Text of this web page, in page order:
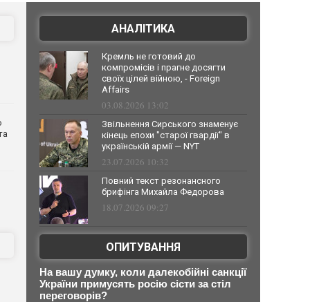
АНАЛІТИКА
Кремль не готовий до
компромісів і прагне досягти
своїх цілей війною, - Foreign
Affairs
03.08.2026 13:02
Звільнення Сирського знаменує
кінець епохи "старої гвардії" в
українській армії — NYT
23.07.2026 10:32
Повний текст резонансного
брифінга Михайла Федорова
18.07.2026 09:27
ОПИТУВАННЯ
На вашу думку, коли далекобійні санкції
України примусять росію сісти за стіл
переговорів?